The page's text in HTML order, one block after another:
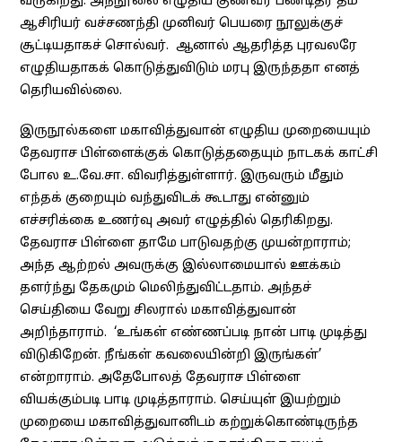
ஆசிரியர் வச்சணந்தி முனிவர் பெயரை நூலுக்குச்
சூட்டியதாகச் சொல்வர். ஆனால் ஆதரித்த புரவலரே
எழுதியதாகக் கொடுத்துவிடும் மரபு இருந்ததா எனத்
தெரியவில்லை.
இருநூல்களை மகாவித்துவான் எழுதிய முறையையும்
தேவராச பிள்ளைக்குக் கொடுத்ததையும் நாடகக் காட்சி
போல உ.வே.சா. விவரித்துள்ளார். இருவரும் மீதும்
எந்தக் குறையும் வந்துவிடக் கூடாது என்னும்
எச்சரிக்கை உணர்வு அவர் எழுத்தில் தெரிகிறது.
தேவராச பிள்ளை தாமே பாடுவதற்கு முயன்றாராம்;
அந்த ஆற்றல் அவருக்கு இல்லாமையால் ஊக்கம்
தளர்ந்து தேகமும் மெலிந்துவிட்டதாம். அந்தச்
செய்தியை வேறு சிலரால் மகாவித்துவான்
அறிந்தாராம். ‘உங்கள் எண்ணப்படி நான் பாடி முடித்து
விடுகிறேன். நீங்கள் கவலையின்றி இருங்கள்’
என்றாராம். அதேபோலத் தேவராச பிள்ளை
வியக்கும்படி பாடி முடித்தாராம். செய்யுள் இயற்றும்
முறையை மகாவித்துவானிடம் கற்றுக்கொண்டிருந்த